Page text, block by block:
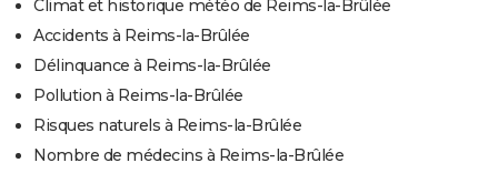
Climat et historique météo de Reims-la-Brûlée
Accidents à Reims-la-Brûlée
Délinquance à Reims-la-Brûlée
Pollution à Reims-la-Brûlée
Risques naturels à Reims-la-Brûlée
Nombre de médecins à Reims-la-Brûlée